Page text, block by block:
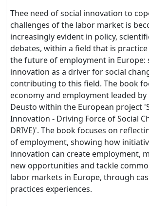
Thee need of social innovation to
challenges of the labor market is
increasingly evident in policy,
debates, within a field that is practice
the future of employment in Europe:
innovation as a driver for social
contributing to this field. The book
economy and employment leaded
Deusto within the European project
Innovation - Driving Force of Social
DRIVE)'. The book focuses on
of employment, showing how
innovation can create employment,
new opportunities and tackle
labor markets in Europe, through
practices experiences.